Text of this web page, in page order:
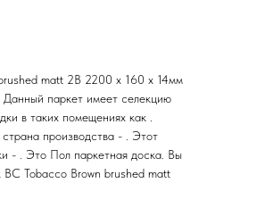
matt 2B 2200 x 160 x 14мм
Данный паркет имеет селекцию
в таких помещениях как .
производства - . Этот
- . Это Пол паркетная доска. Вы
BC Tobacco Brown brushed matt